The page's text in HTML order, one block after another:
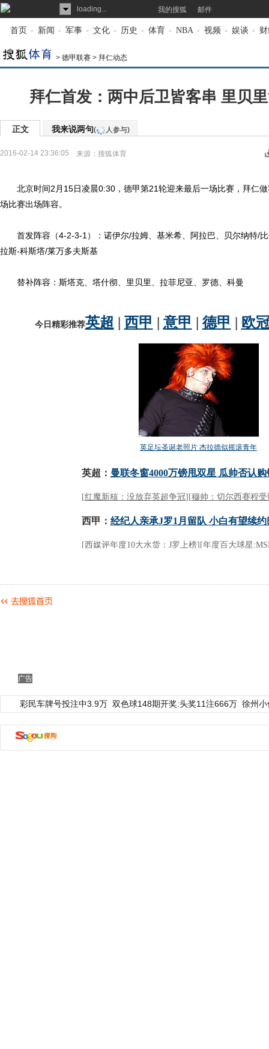
loading... 我的搜狐 邮件
首页 - 新闻 - 军事 - 文化 - 历史 - 体育 - NBA - 视频 - 娱谈 -
> 德甲联赛 > 拜仁动态
拜仁首发：两中后卫皆客串 里贝
正文 我来说两句( 人参与)
2016-02-14 23:36:05 来源： 搜狐体育
北京时间2月15日凌晨0:30，德甲第21轮迎来最后一场比赛，拜仁做
场比赛出场阵容。
首发阵容（4-2-3-1）：诺伊尔/拉姆、基米希、阿拉巴、贝尔纳特/比
拉斯-科斯塔/莱万多夫斯基
替补阵容：斯塔克、塔什彻、里贝里、拉菲尼亚、罗德、科曼
广告
彩民车牌号投注中3.9万 双色球148期开奖:头奖11注666万 徐州